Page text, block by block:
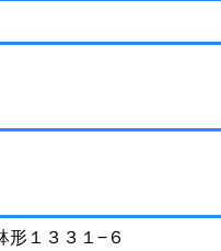
形１３３１−６